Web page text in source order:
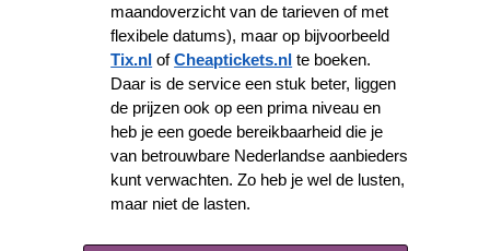
maandoverzicht van de tarieven of met
flexibele datums), maar op bijvoorbeeld
Tix.nl ofCheaptickets.nl te boeken.
Daar is de service een stuk beter, liggen
de prijzen ook op een prima niveau en
heb je een goede bereikbaarheid die je
van betrouwbare Nederlandse aanbieders
kunt verwachten. Zo heb je wel de lusten,
maar niet de lasten.